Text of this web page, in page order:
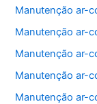
Manutenção ar-
Manutenção ar-
Manutenção ar-
Manutenção ar-
Manutenção ar-